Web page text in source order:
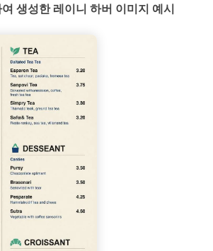
생성한 레이니 하버 이미지 예시